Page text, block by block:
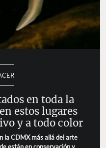
en toda la
estos lugares
y a todo color
la CDMX más allá del arte
están en conservación y